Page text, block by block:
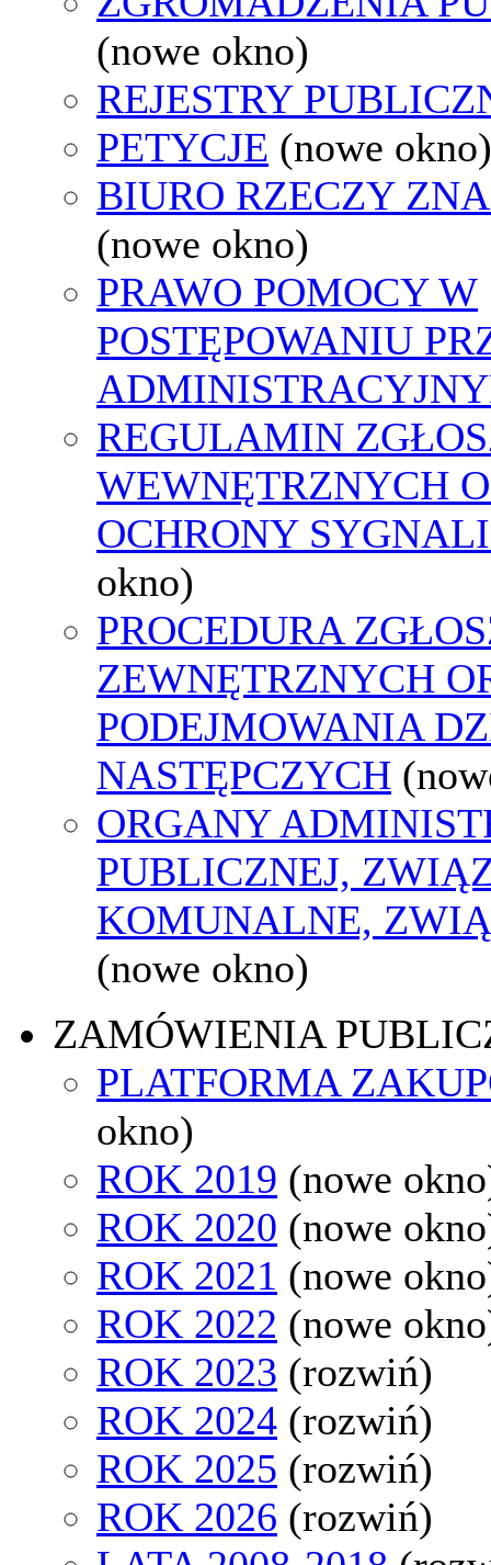
(nowe okno)
REJESTRY
PETYCJE (nowe okno)
BIURO RZECZY
(nowe okno)
PRAWO POMOCY W
POSTĘPOWANIU
REGULAMIN
WEWNĘTRZNYCH
OCHRONY
okno)
PROCEDURA
ZEWNĘTRZNYCH
PODEJMOWANIA
NASTĘPCZYCH
ORGANY
PUBLICZNEJ,
KOMUNALNE,
(nowe okno)
ZAMÓWIENIA
PLATFORMA
okno)
ROK 2019 (nowe
ROK 2020 (nowe
ROK 2021 (nowe
ROK 2022 (nowe
ROK 2023 (rozwiń)
ROK 2024 (rozwiń)
ROK 2025 (rozwiń)
ROK 2026 (rozwiń)